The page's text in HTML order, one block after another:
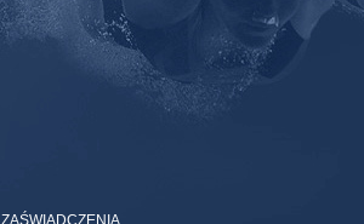
ZAŚWIADCZENIA